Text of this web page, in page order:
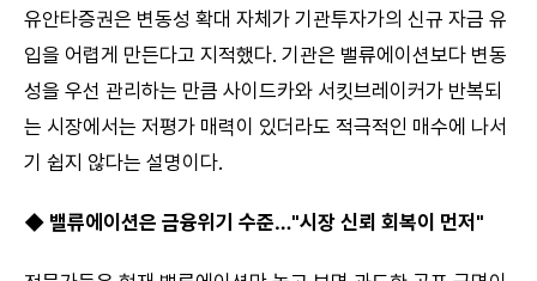
유안타증권은 변동성 확대 자체가 기관투자가의 신규 자금 유
입을 어렵게 만든다고 지적했다. 기관은 밸류에이션보다 변동
성을 우선 관리하는 만큼 사이드카와 서킷브레이커가 반복되
는 시장에서는 저평가 매력이 있더라도 적극적인 매수에 나서
기 쉽지 않다는 설명이다.
◆ 밸류에이션은 금융위기 수준…"시장 신뢰 회복이 먼저"